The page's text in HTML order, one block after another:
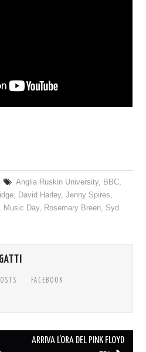
Anglia Ruskin University, BBC,
, David Harley,Jenny Spires,
, Music Day, Rosemary Breen, Syd
FACEBOOK
ARRIVA L’ORA DEL PINK FLOYD